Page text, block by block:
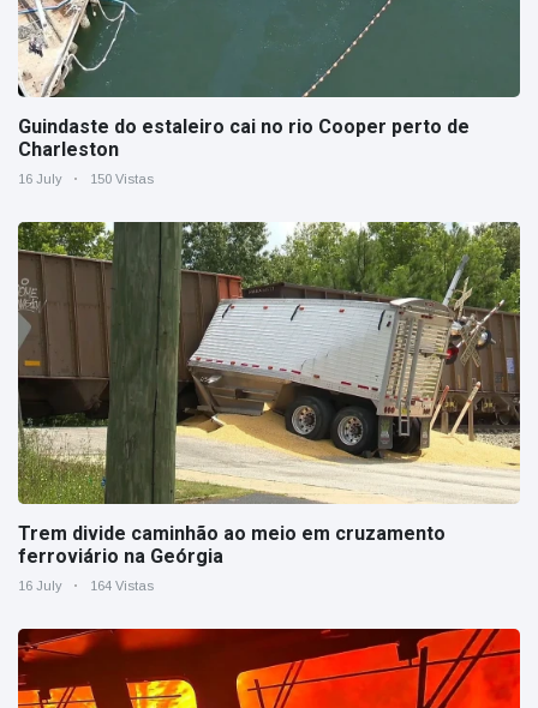
Guindaste do estaleiro cai no rio Cooper perto de
Charleston
16 July 150 Vistas
Trem divide caminhão ao meio em cruzamento
ferroviário na Geórgia
16 July 164 Vistas